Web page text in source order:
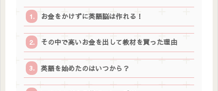
お金をかけずに英語脳は作れる！
その中で高いお金を出して教材を買った理由
英語を始めたのはいつから？